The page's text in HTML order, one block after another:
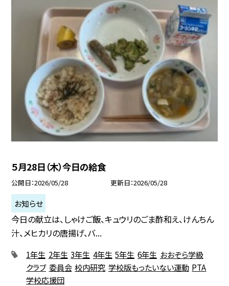
５月28日（木）今日の給食
公開日 2026/05/28 更新日 2026/05/28
お知らせ
今日の献立は、しゃけご飯、キュウリのごま酢和え、けんちん
汁、メヒカリの唐揚げ、バ...
1年生 2年生 3年生 4年生 5年生 6年生 おおぞら学級
クラブ 委員会 校内研究 学校版もったいない運動 PTA
学校応援団